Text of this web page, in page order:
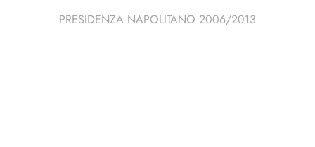
PRESIDENZA NAPOLITANO 2006/2013